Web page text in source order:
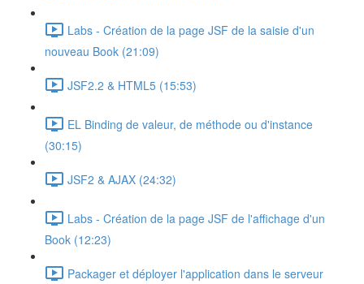
Labs - Création de la page JSF de la saisie d'un
nouveau Book (21:09)
JSF2.2 & HTML5 (15:53)
EL Binding de valeur, de méthode ou d'instance
(30:15)
JSF2 & AJAX (24:32)
Labs - Création de la page JSF de l'affichage d'un
Book (12:23)
Packager et déployer l'application dans le serveur